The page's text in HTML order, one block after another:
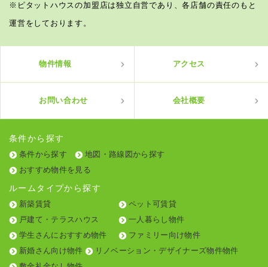
※ピタットハウスの加盟店は独立自営であり、各店舗の責任のもと
運営をしております。
物件情報 アクセス
お問い合わせ 会社概要
条件から探す
条件から探す
地図・路線図から探す
おすすめ物件を見る
ルームタイプから探す
新築賃貸
ペット可賃貸
戸建て・テラスハウス
一人暮らし物件
学生さんにおすすめ物件
ファミリー向け物件
新婚さん向け物件
リノベーション・デザイナーズ物件物件